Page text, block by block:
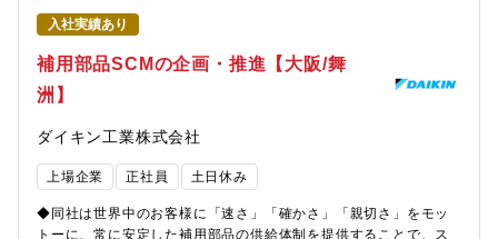
す。また、今後は海外対応を一層強化していく方針であり、将来
リア形成に意欲のある方にとって、やりがいのあるポジションと
考えています。【数値で見る同社】■1984年創業 「スシロー」を
4,295億円■国内1,198店舗、海外300店舗超(グループ店舗数)■平
離職率：11.4%【同社の注目トピックス】★海外事業300店舗を
突破2026年6月、海外店舗数が300店舗を突破。台湾・香港・中
国・シンガポール・タイ・韓国・インドネシア・マレーシアなど
で事業を拡大し、今後はアメリカへの「スシロー」初出店も予定
広い製品ラインアップを誇ります。■「安全」に対する圧倒的な意
識を持ち、国際的な安全規格（ISO/IEC）の策定にも深く関与。
「ルールを作れるメーカー」として世界から信頼されています。■
非常停止用押ボタンスイッチは、国内シェア約70％、世界でもト
ップクラスのシェアを誇ります。■3ポジションイネーブルスイッ
な地位を築いています。■グローバル展開を加速させており、
2017年にはフランスのスイッチメーカーAPEM社をグループ化。
海外売上比率は60%を超え、世界中に開発・生産・販売拠点を有
ストホイールメーカーを子会社化・2025年には㈱東京センサを子
入社実績あり
補用部品SCMの企画・推進【大阪/舞
洲】
ダイキン工業株式会社
上場企業 正社員 土日休み
◆同社は世界中のお客様に「速さ」「確かさ」「親切さ」をモッ
トーに、常に安定した補用部品の供給体制を提供することで、ス